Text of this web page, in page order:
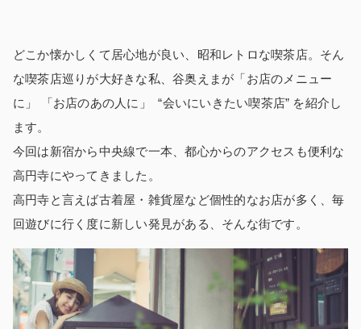
どこか懐かしくて居心地が良い、昭和レトロな喫茶店。そん
な喫茶店巡りが大好きな私、谷奥えまが「お店のメニュー
に」 「お店のあの人に」 “会いにいきたい喫茶店” を紹介し
ます。
今回は新宿から中央線で一本、都心からのアクセスも便利な
高円寺にやってきました。
高円寺と言えば古着屋・雑貨屋など個性的なお店が多く、毎
回遊びに行く度に新しい発見がある、そんな街です。